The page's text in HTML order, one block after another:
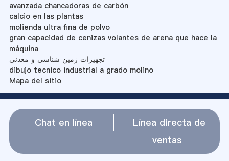
avanzada chancadoras de carbón
calcio en las plantas
molienda ultra fina de polvo
gran capacidad de cenizas volantes de arena que hace la
máquina
تجهیزات زمین شناسی و معدنی
dibujo tecnico industrial a grado molino
Mapa del sitio
Chat en línea
Línea directa de
ventas